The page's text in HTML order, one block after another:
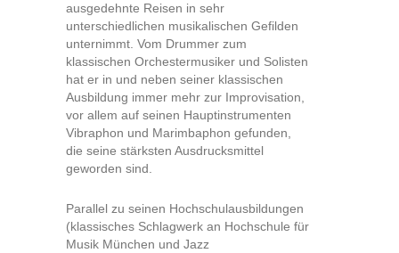
ausgedehnte Reisen in sehr
unterschiedlichen musikalischen Gefilden
unternimmt. Vom Drummer zum
klassischen Orchestermusiker und Solisten
hat er in und neben seiner klassischen
Ausbildung immer mehr zur Improvisation,
vor allem auf seinen Hauptinstrumenten
Vibraphon und Marimbaphon gefunden,
die seine stärksten Ausdrucksmittel
geworden sind.
Parallel zu seinen Hochschulausbildungen
(klassisches Schlagwerk an Hochschule für
Musik München und Jazz